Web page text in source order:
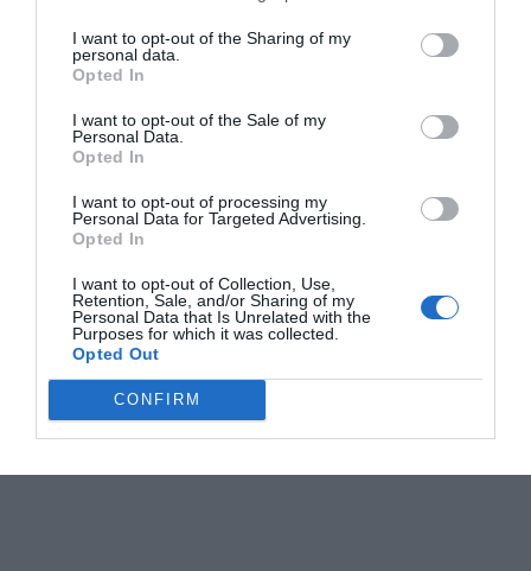
I want to opt-out of the Sharing of my
personal data.
Opted In
I want to opt-out of the Sale of my
Personal Data.
Opted In
I want to opt-out of processing my
Personal Data for Targeted Advertising.
Opted In
I want to opt-out of Collection, Use,
Retention, Sale, and/or Sharing of my
Personal Data that Is Unrelated with the
Purposes for which it was collected.
Opted Out
CONFIRM